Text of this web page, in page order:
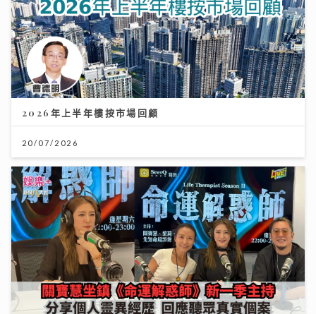
2026年上半年樓按市場回顧
20/07/2026